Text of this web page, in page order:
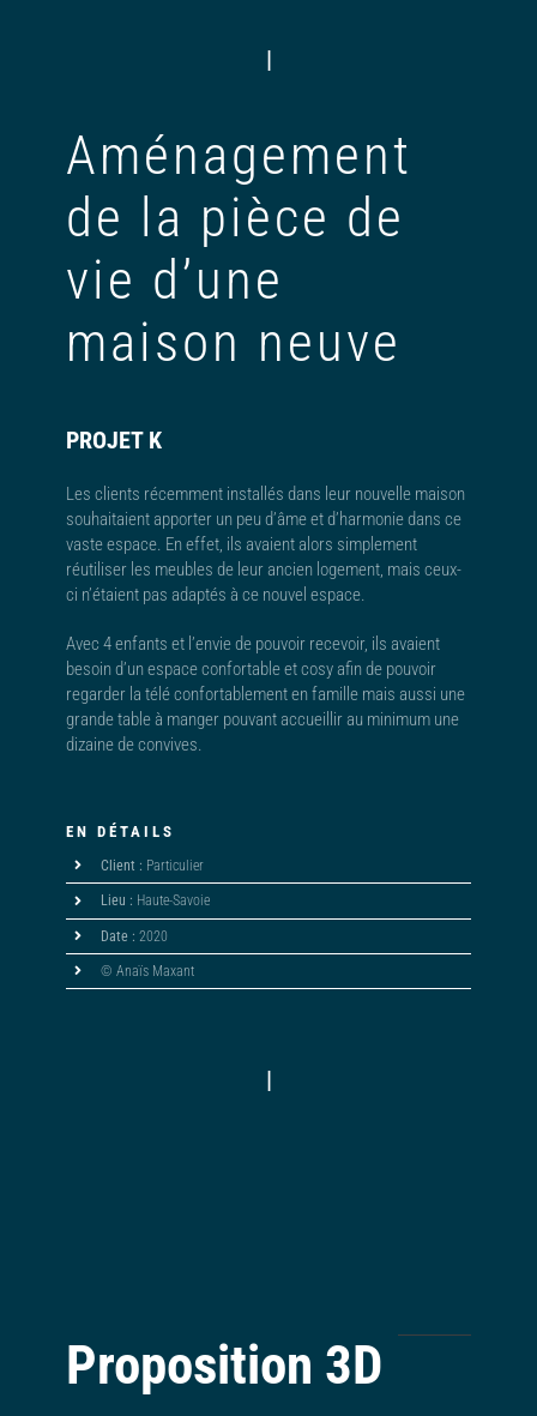
|
Aménagement
de la pièce de
vie d’une
maison neuve
PROJET K
Les clients récemment installés dans leur nouvelle maison
souhaitaient apporter un peu d’âme et d’harmonie dans ce
vaste espace. En effet, ils avaient alors simplement
réutiliser les meubles de leur ancien logement, mais ceux-
ci n’étaient pas adaptés à ce nouvel espace.
Avec 4 enfants et l’envie de pouvoir recevoir, ils avaient
besoin d’un espace confortable et cosy afin de pouvoir
regarder la télé confortablement en famille mais aussi une
grande table à manger pouvant accueillir au minimum une
dizaine de convives.
EN DÉTAILS
Client : Particulier
Lieu : Haute-Savoie
Date : 2020
© Anaïs Maxant
|
Proposition 3D